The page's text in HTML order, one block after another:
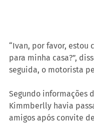
“Ivan, por favor, estou
para minha casa?”,
seguida, o motorista
Segundo informações
Kimmberlly havia
amigos após convite